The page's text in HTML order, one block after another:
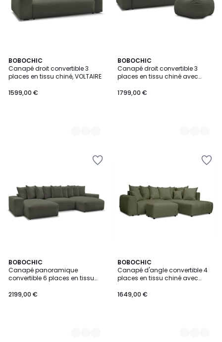
BOBOCHIC
Canapé droit convertible 3
places en tissu chiné, VOLTAIRE
1599,00 €
9
Couleurs
BOBOCHIC
Canapé droit convertible 3
places en tissu chiné avec
1799,00 €
9
Couleurs
BOBOCHIC
Canapé panoramique
convertible 6 places en tissu
2199,00 €
9
Couleurs
BOBOCHIC
Canapé d'angle convertible 4
places en tissu chiné avec
1649,00 €
8
Couleurs